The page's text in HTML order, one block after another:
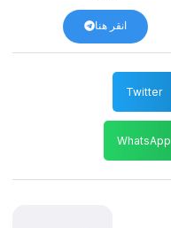
انقر هنا
Twitter
WhatsApp